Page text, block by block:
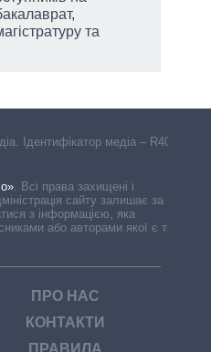
та
Ідентифікатор медіа – R40-
. Всі права захищені і
сайту залишає за
з інформацією, яка
або авторами якої є треті
ПРО НАС
КОНТАКТИ
ПРАВИЛА